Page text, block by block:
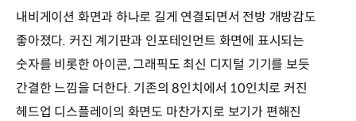
내비게이션 화면과 하나로 길게 연결되면서 전방 개방감도
좋아졌다. 커진 계기판과 인포테인먼트 화면에 표시되는
숫자를 비롯한 아이콘, 그래픽도 최신 디지털 기기를 보듯
간결한 느낌을 더한다. 기존의 8인치에서 10인치로 커진
헤드업 디스플레이의 화면도 마찬가지로 보기가 편해진